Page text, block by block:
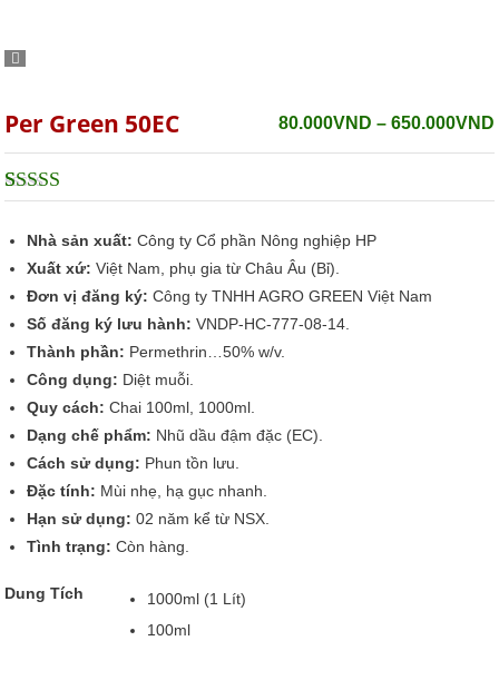
Per Green 50EC 80.000VND – 650.000VND
trên đánh giá
Nhà sản xuất: Công ty Cổ phần Nông nghiệp HP
Xuất xứ: Việt Nam, phụ gia từ Châu Âu (Bỉ).
Đơn vị đăng ký: Công ty TNHH AGRO GREEN Việt Nam
Số đăng ký lưu hành: VNDP-HC-777-08-14.
Thành phần: Permethrin…50% w/v.
Công dụng: Diệt muỗi.
Quy cách: Chai 100ml, 1000ml.
Dạng chế phẩm: Nhũ dầu đậm đặc (EC).
Cách sử dụng: Phun tồn lưu.
Đặc tính: Mùi nhẹ, hạ gục nhanh.
Hạn sử dụng: 02 năm kể từ NSX.
Tình trạng:Còn hàng.
Dung Tích
1000ml (1 Lít)
100ml